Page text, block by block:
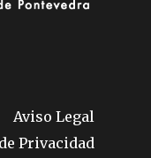
Aviso Legal
Privacidad